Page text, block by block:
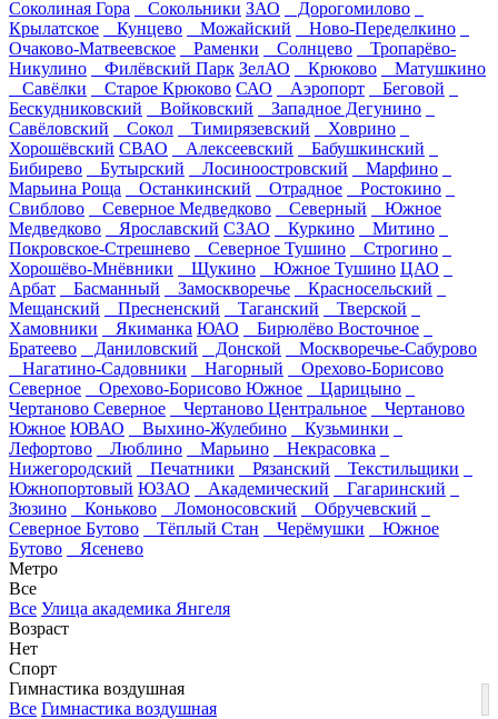
Соколиная Гора
Сокольники ЗАО
Дорогомилово
Крылатское
Кунцево Можайский
Ново-Переделкино
Очаково-Матвеевское
Раменки Солнцево
Тропарёво-
Никулино
Филёвский Парк ЗелАО Крюково
Матушкино
Савёлки
Старое Крюково САО Аэропорт
Беговой
Бескудниковский
Войковский
Западное Дегунино
Савёловский
Сокол Тимирязевский
Ховрино
Хорошёвский СВАО Алексеевский
Бабушкинский
Бибирево
Бутырский Лосиноостровский
Марфино
Марьина Роща
Останкинский Отрадное
Ростокино
Свиблово
Северное Медведково Северный
Южное
Медведково
Ярославский СЗАО Куркино
Митино
Покровское-Стрешнево
Северное Тушино
Строгино
Хорошёво-Мнёвники
Щукино Южное Тушино ЦАО
Арбат
Басманный Замоскворечье
Красносельский
Мещанский
Пресненский Таганский
Тверской
Хамовники
Якиманка ЮАО
Бирюлёво Восточное
Братеево
Даниловский Донской
Москворечье-Сабурово
Нагатино-Садовники
Нагорный
Орехово-Борисово
Северное
Орехово-Борисово Южное
Царицыно
Чертаново Северное
Чертаново Центральное
Чертаново
Южное ЮВАО Выхино-Жулебино
Кузьминки
Лефортово
Люблино Марьино
Некрасовка
Нижегородский
Печатники Рязанский
Текстильщики
Южнопортовый ЮЗАО Академический
Гагаринский
Зюзино
Коньково Ломоносовский
Обручевский
Северное Бутово
Тёплый Стан Черёмушки
Южное
Бутово
Ясенево
Метро
Все
Все Улица академика Янгеля
Возраст
Нет
Спорт
Гимнастика воздушная
Все Гимнастика воздушная